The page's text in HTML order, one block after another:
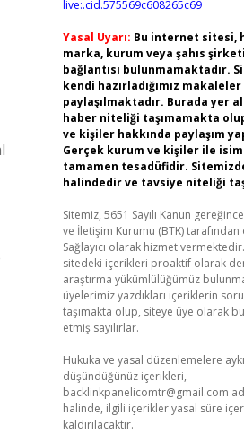
live:.cid.575569c608265c69
Yasal Uyarı: Bu internet sitesi,
marka, kurum veya şahıs
bağlantısı bulunmamaktadır.
kendi hazırladığımız makaleler
paylaşılmaktadır. Burada yer
haber niteliği taşımamakta
ve kişiler hakkında paylaşım
Gerçek kurum ve kişiler ile
tamamen tesadüfidir.
halindedir ve tavsiye niteliği
Sitemiz, 5651 Sayılı Kanun
ve İletişim Kurumu (BTK)
Sağlayıcı olarak hizmet
sitedeki içerikleri proaktif olarak
araştırma yükümlülüğümüz
üyelerimiz yazdıkları içeriklerin
taşımakta olup, siteye üye olarak
etmiş sayılırlar.
Hukuka ve yasal düzenlemelere
düşündüğünüz içerikleri,
backlinkpanelicomtr@gmail.com
halinde, ilgili içerikler yasal süre
kaldırılacaktır.